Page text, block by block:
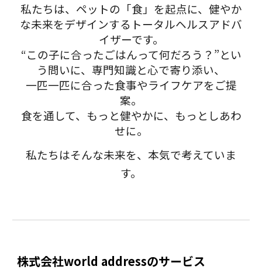
私たちは、ペットの「食」を起点に、健やか
な未来をデザインするトータルヘルスアドバ
イザーです。
“この子に合ったごはんって何だろう？”とい
う問いに、専門知識と心で寄り添い、
一匹一匹に合った食事やライフケアをご提
案。
食を通して、もっと健やかに、もっとしあわ
せに。
私たちはそんな未来を、本気で考えていま
す。
株式会社world addressのサービス